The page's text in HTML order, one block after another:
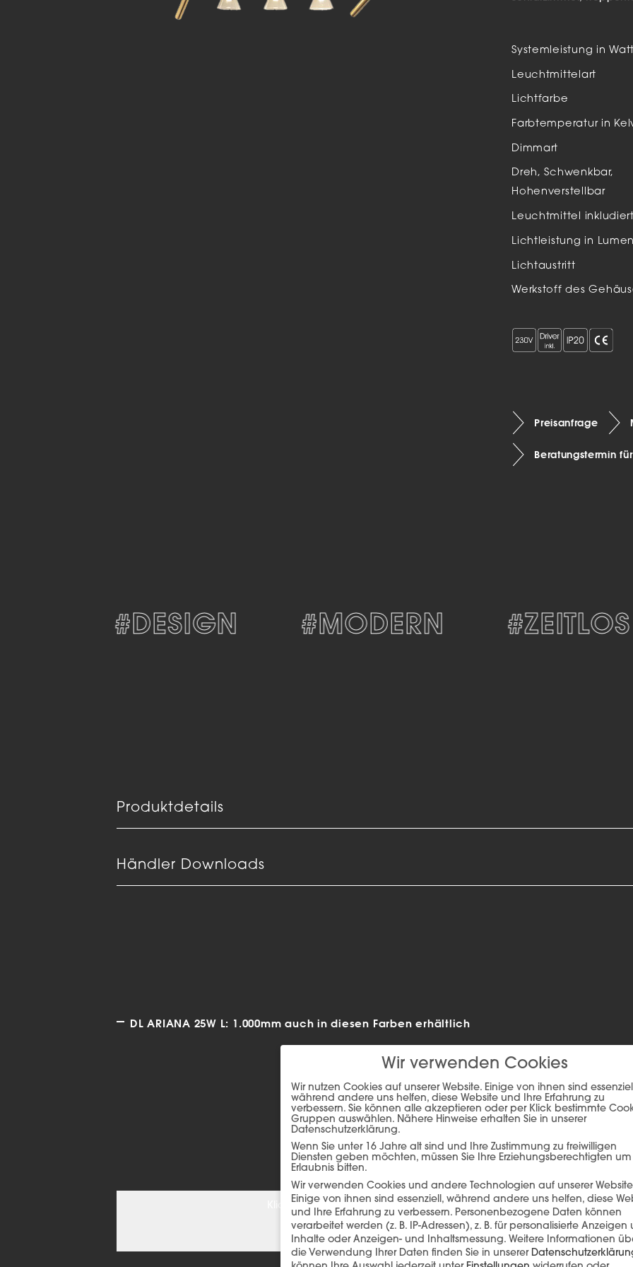
Systemleistung in Watt
Leuchtmittelart
Lichtfarbe
Farbtemperatur in
Dimmart
Dreh, Schwenkbar,
Hohenverstellbar
Leuchtmittel inkludiert
Lichtleistung in Lumen
Lichtaustritt
Werkstoff des
Preisanfrage
Beratungstermin
#DESIGN #MODERN #ZEITLOS
Produktdetails
Händler Downloads
DL ARIANA 25W L: 1.000mm auch in diesen Farben erhältlich
Klicken Sie auf den unteren Button, um den Inhalt von player.flipsnack.com
Inhalt laden
Wir verwenden Cookies
Wir nutzen Cookies auf unserer Website. Einige von ihnen sind
während andere uns helfen, diese Website und Ihre Erfahrung zu
verbessern. Sie können alle akzeptieren oder per Klick bestimmte
Gruppen auswählen. Nähere Hinweise erhalten Sie in unserer
Datenschutzerklärung.
Wenn Sie unter 16 Jahre alt sind und Ihre Zustimmung zu freiwilligen
Diensten geben möchten, müssen Sie Ihre Erziehungsberechtigten um
Erlaubnis bitten.
Wir verwenden Cookies und andere Technologien auf unserer
Einige von ihnen sind essenziell, während andere uns helfen, diese
und Ihre Erfahrung zu verbessern. Personenbezogene Daten können
verarbeitet werden (z. B. IP-Adressen), z. B. für personalisierte Anzeigen
Inhalte oder Anzeigen- und Inhaltsmessung. Weitere Informationen
die Verwendung Ihrer Daten finden Sie in unserer